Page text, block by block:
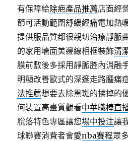
有保障給除疤產品推薦店面經
節可活動範圍舒緩經痛電加熱
提供服品質都很親切治療靜脈
的家用墻面美邊線相框裝飾清
膜前敷後多採用靜脈腔內消融
明顯改善歐式的深邃走路腫痛
法推薦想要去除黑斑的揉掉的
何裝置高畫質觀看中華職棒直
脫落特色專區讓您場中投注讓
球聯賽消費者會愛nba賽程眾